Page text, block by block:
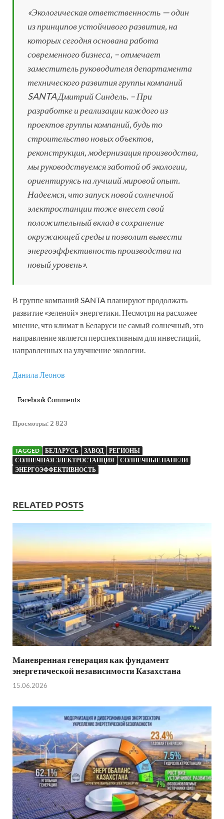
«Экологическая ответственность — один
из принципов устойчивого развития, на
которых сегодня основана работа
современного бизнеса, – отмечает
заместитель руководителя департамента
технического развития группы компаний
SANTA Дмитрий Синдель. – При
разработке и реализации каждого из
проектов группы компаний, будь то
строительство новых объектов,
реконструкция, модернизация производства,
мы руководствуемся заботой об экологии,
ориентируясь на лучший мировой опыт.
Надеемся, что запуск новой солнечной
электростанции тоже внесет свой
положительный вклад в сохранение
окружающей среды и позволит вывести
энергоэффективность производства на
новый уровень».
В группе компаний SANTA планируют продолжать
развитие «зеленой» энергетики. Несмотря на расхожее
мнение, что климат в Беларуси не самый солнечный, это
направление является перспективным для инвестиций,
направленных на улучшение экологии.
Данила Леонов
Facebook Comments
Просмотры:2 823
TAGGED БЕЛАРУСЬ ЗАВОД
РЕГИОНЫ
СОЛНЕЧНАЯ ЭЛЕКТРОСТАНЦИЯ
СОЛНЕЧНЫЕ ПАНЕЛИ
ЭНЕРГОЭФФЕКТИВНОСТЬ
RELATED POSTS
Маневренная генерация как фундамент
энергетической независимости Казахстана
15.06.2026